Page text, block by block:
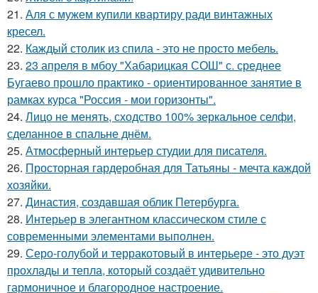
21. Аля с мужем купили квартиру ради винтажных
кресел.
22. Каждый столик из спила - это не просто мебель.
23. 23 апреля в мбоу "Хабарицкая СОШ" с. среднее
Бугаево прошло практико - ориентированное занятие в
рамках курса "Россия - мои горизонты".
24. Лицо не менять, сходство 100% зеркальное селфи,
сделанное в спальне днём.
25. Атмосферный интерьер студии для писателя.
26. Просторная гардеробная для Татьяны - мечта каждой
хозяйки.
27. Династия, создавшая облик Петербурга.
28. Интерьер в элегантном классическом стиле с
современными элементами выполнен.
29. Серо-голубой и терракотовый в интерьере - это дуэт
прохлады и тепла, который создаёт удивительно
гармоничное и благородное настроение.